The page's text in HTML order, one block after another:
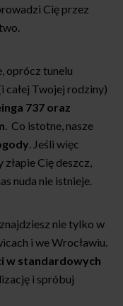
Cię przez
oprócz tunelu
całej Twojej rodziny)
737 oraz
. Co istotne, nasze
. Jeśli więc
Cię deszcz,
nuda nie istnieje.
nie tylko w
i we Wrocławiu.
w standardowych
i spróbuj